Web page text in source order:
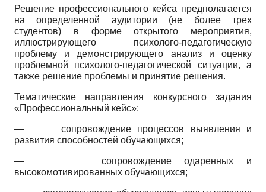
Решение профессионального кейса предполагается
на определенной аудитории (не более трех
студентов) в форме открытого мероприятия,
иллюстрирующего психолого-педагогическую
проблему и демонстрирующего анализ и оценку
проблемной психолого-педагогической ситуации, а
также решение проблемы и принятие решения.
Тематические направления конкурсного задания
«Профессиональный кейс»:
— сопровождение процессов выявления и
развития способностей обучающихся;
— сопровождение одаренных и
высокомотивированных обучающихся;